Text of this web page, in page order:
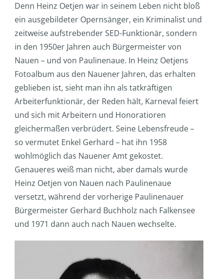
Denn Heinz Oetjen war in seinem Leben nicht bloß
ein ausgebildeter Opernsänger, ein Kriminalist und
zeitweise aufstrebender SED-Funktionär, sondern
in den 1950er Jahren auch Bürgermeister von
Nauen – und von Paulinenaue. In Heinz Oetjens
Fotoalbum aus den Nauener Jahren, das erhalten
geblieben ist, sieht man ihn als tatkräftigen
Arbeiterfunktionär, der Reden hält, Karneval feiert
und sich mit Arbeitern und Honoratioren
gleichermaßen verbrüdert. Seine Lebensfreude –
so vermutet Enkel Gerhard – hat ihn 1958
wohlmöglich das Nauener Amt gekostet.
Genaueres weiß man nicht, aber damals wurde
Heinz Oetjen von Nauen nach Paulinenaue
versetzt, während der vorherige Paulinenauer
Bürgermeister Gerhard Buchholz nach Falkensee
und 1971 dann auch nach Nauen wechselte.